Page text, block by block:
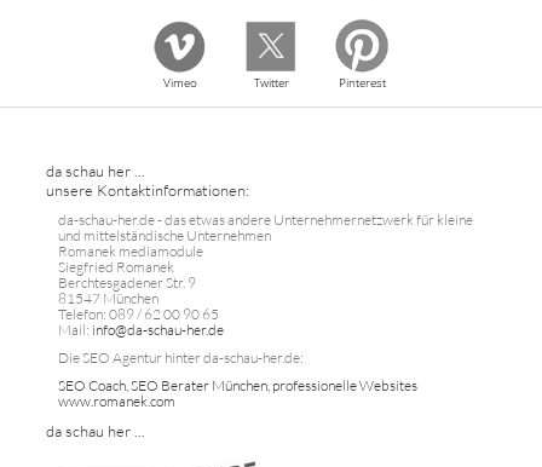
Vimeo Twitter Pinterest
da schau her ...
unsere Kontaktinformationen:
da-schau-her.de - das etwas andere Unternehmernetzwerk für kleine
und mittelständische Unternehmen
Romanek mediamodule
Siegfried Romanek
Berchtesgadener Str. 9
81547 München
Telefon: 089 / 62 00 90 65
Mail: info@da-schau-her.de
Die SEO Agentur hinter da-schau-her.de:
SEO Coach, SEO Berater München, professionelle Websites
www.romanek.com
da schau her ...